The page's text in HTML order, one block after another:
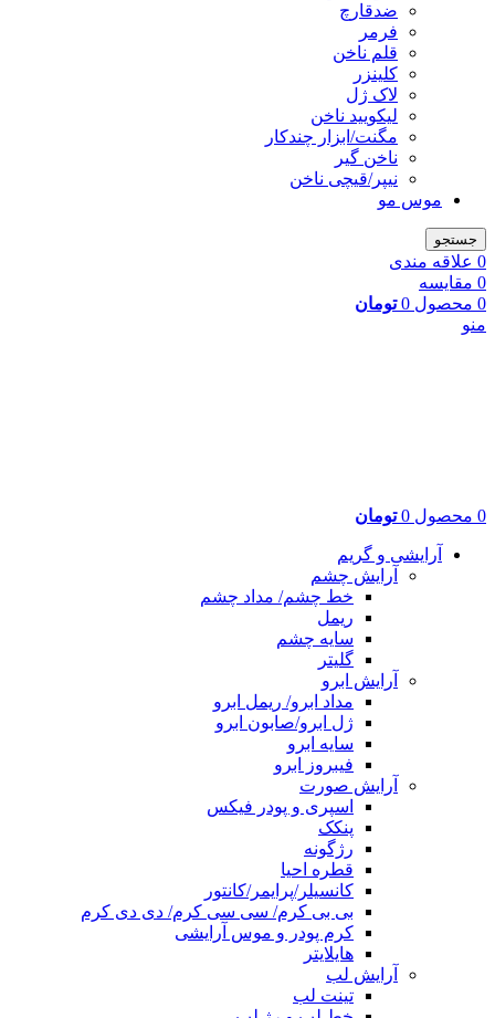
ضدقارچ
فرمر
قلم ناخن
کلینزر
لاک ژل
لیکوييد ناخن
مگنت/ابزار چندکار
ناخن گیر
نیپر/قیچی ناخن
موس مو
جستجو
0 علاقه مندی
0 مقایسه
0 محصول 0 تومان
منو
0 محصول 0 تومان
آرایشی و گریم
آرایش چشم
خط چشم/ مداد چشم
ریمل
سایه چشم
گلیتر
آرایش ابرو
مداد ابرو/ ریمل ابرو
ژل ابرو/صابون ابرو
سایه ابرو
فیبروز ابرو
آرایش صورت
اسپری و پودر فیکس
پنکک
رژگونه
قطره احیا
کانسیلر/پرایمر/کانتور
بی بی کرم/ سی سی کرم/ دی دی کرم
کرم پودر و موس آرایشی
هایلایتر
آرایش لب
تینت لب